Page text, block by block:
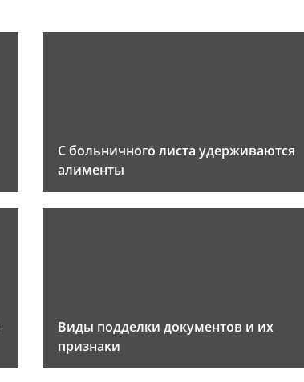
С больничного листа удерживаются
алименты
Виды подделки документов и их
признаки